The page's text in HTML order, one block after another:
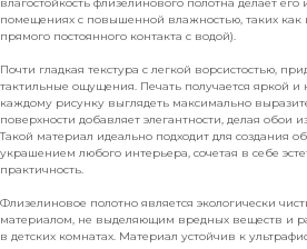
влагостойкость флизелинового полотна делает
помещениях с повышенной влажностью, таких
прямого постоянного контакта с водой).
Почти гладкая текстура с легкой ворсистостью,
тактильные ощущения. Печать получается яркой и
каждому рисунку выглядеть максимально
поверхности добавляет элегантности, делая
Такой материал идеально подходит для создания
украшением любого интерьера, сочетая в себе
практичность.
Флизелиновое полотно является экологически
материалом, не выделяющим вредных веществ и
в детских комнатах. Материал устойчив к